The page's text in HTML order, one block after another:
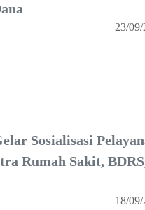
23/
Sosialisasi
Rumah Sakit,
18/